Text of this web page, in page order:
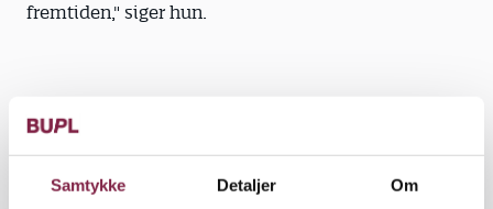
Samtykke Detaljer Om
fremtiden," siger hun.
Det er ikke 'for meget'. Det skal i højere grad end nu
fornemmelse af, at de også bliver set og hørt.